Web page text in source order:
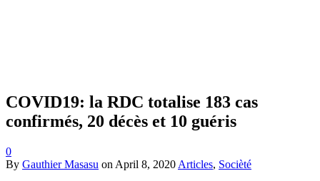
COVID19: la RDC totalise 183 cas
confirmés, 20 décès et 10 guéris
0
By Gauthier Masasu on April 8, 2020 Articles, Socièté